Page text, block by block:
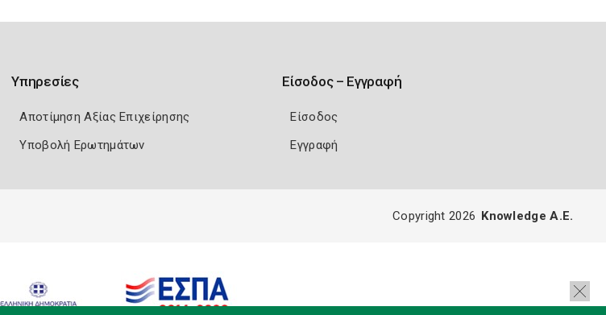
Υπηρεσίες
Αποτίμηση Αξίας Επιχείρησης
Υποβολή Ερωτημάτων
Είσοδος – Εγγραφή
Είσοδος
Εγγραφή
Copyright 2026 Knowledge A.E.